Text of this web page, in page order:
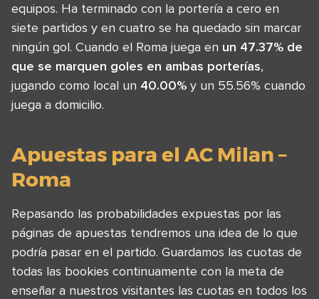
equipos. Ha terminado con la portería a cero en
siete partidos y en cuatro se ha quedado sin marcar
ningún gol. Cuando el Roma juega en un 47.37% de
que se marquen goles en ambas porterías,
jugando como local un 40.00% y un 55.56% cuando
juega a domicilio.
Apuestas para el AC Milan –
Roma
Repasando las probabilidades expuestas por las
páginas de apuestas tendremos una idea de lo que
podría pasar en el partido. Guardamos las cuotas de
todas las bookies continuamente con la meta de
enseñar a nuestros visitantes las cuotas en todos los